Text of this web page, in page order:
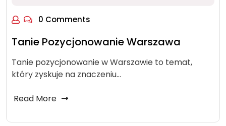
0 Comments
Tanie Pozycjonowanie Warszawa
Tanie pozycjonowanie w Warszawie to temat,
który zyskuje na znaczeniu…
Read More